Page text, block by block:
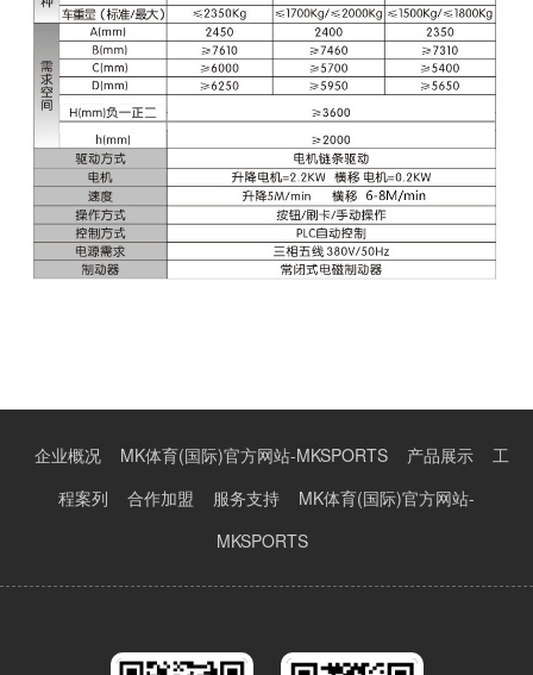
企业概况 MK体育(国际)官方网站-MKSPORTS 产品展示
工
程案列
合作加盟 服务支持
MK体育(国际)官方网站-
MKSPORTS